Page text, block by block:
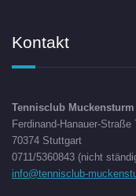
Kontakt
Tennisclub Muckensturm
Ferdinand-Hanauer-Straße
70374 Stuttgart
0711/5360843 (nicht
info@tennisclub-